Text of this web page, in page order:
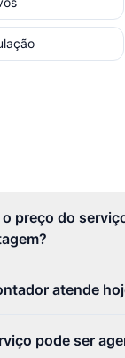
o preço do
atende
pode ser